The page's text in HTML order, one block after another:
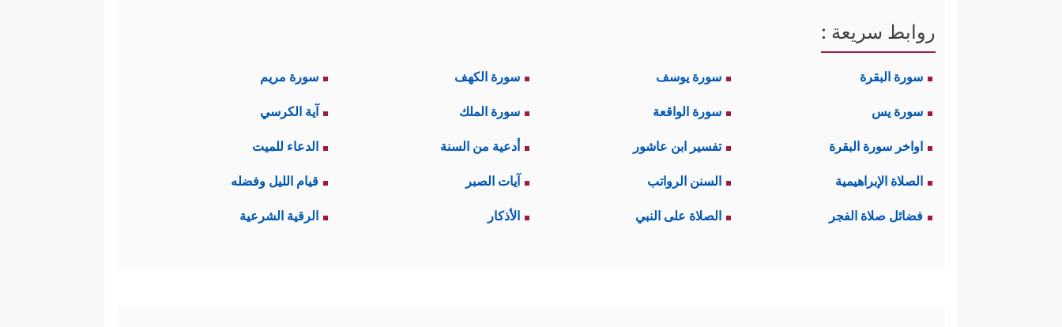
روابط سريعة :
سورة البقرة سورة يوسف سورة الكهف سورة مريم
سورة يس سورة الواقعة سورة الملك آية الكرسي
اواخر سورة البقرة تفسير ابن عاشور أدعية من السنة الدعاء للميت
الصلاة الإبراهيمية السنن الرواتب آيات الصبر قيام الليل وفضله
فضائل صلاة الفجر الصلاة على النبي الأذكار الرقية الشرعية